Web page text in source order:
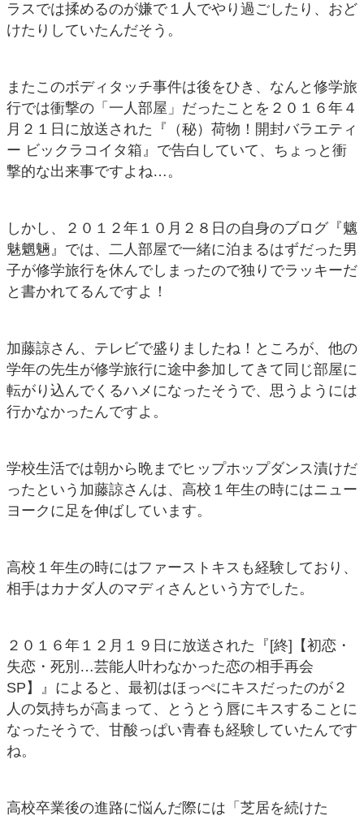
ラスでは揉めるのが嫌で１人でやり過ごしたり、おど
けたりしていたんだそう。
またこのボディタッチ事件は後をひき、なんと修学旅
行では衝撃の「一人部屋」だったことを２０１６年４
月２１日に放送された『（秘）荷物！開封バラエティ
ー ビックラコイタ箱』で告白していて、ちょっと衝
撃的な出来事ですよね…。
しかし、２０１２年１０月２８日の自身のブログ『魑
魅魍魎』では、二人部屋で一緒に泊まるはずだった男
子が修学旅行を休んでしまったので独りでラッキーだ
と書かれてるんですよ！
加藤諒さん、テレビで盛りましたね！ところが、他の
学年の先生が修学旅行に途中参加してきて同じ部屋に
転がり込んでくるハメになったそうで、思うようには
行かなかったんですよ。
学校生活では朝から晩までヒップホップダンス漬けだ
ったという加藤諒さんは、高校１年生の時にはニュー
ヨークに足を伸ばしています。
高校１年生の時にはファーストキスも経験しており、
相手はカナダ人のマディさんという方でした。
２０１６年１２月１９日に放送された『[終]【初恋・
失恋・死別…芸能人叶わなかった恋の相手再会
SP】』によると、最初はほっぺにキスだったのが２
人の気持ちが高まって、とうとう唇にキスすることに
なったそうで、甘酸っぱい青春も経験していたんです
ね。
高校卒業後の進路に悩んだ際には「芝居を続けた